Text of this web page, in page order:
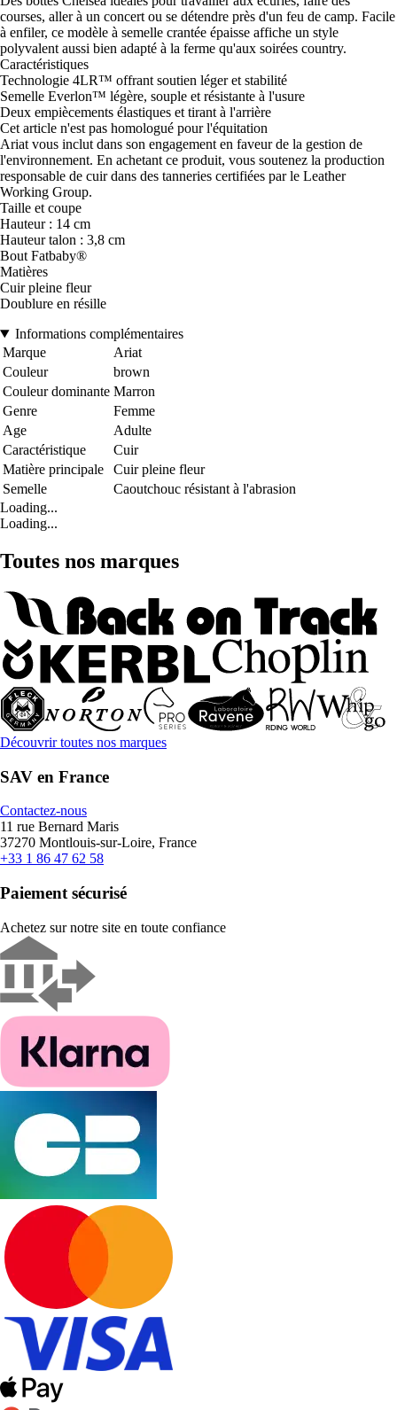
courses, aller à un concert ou se détendre près d'un feu de camp. Facile
à enfiler, ce modèle à semelle crantée épaisse affiche un style
polyvalent aussi bien adapté à la ferme qu'aux soirées country.
Caractéristiques
Technologie 4LR™ offrant soutien léger et stabilité
Semelle Everlon™ légère, souple et résistante à l'usure
Deux empiècements élastiques et tirant à l'arrière
Cet article n'est pas homologué pour l'équitation
Ariat vous inclut dans son engagement en faveur de la gestion de
l'environnement. En achetant ce produit, vous soutenez la production
responsable de cuir dans des tanneries certifiées par le Leather
Working Group.
Taille et coupe
Hauteur : 14 cm
Hauteur talon : 3,8 cm
Bout Fatbaby®
Matières
Cuir pleine fleur
Doublure en résille
Informations complémentaires
Marque
Ariat
Couleur
brown
Couleur dominante Marron
Genre
Femme
Age
Adulte
Caractéristique
Cuir
Matière principale
Cuir pleine fleur
Semelle
Caoutchouc résistant à l'abrasion
Loading...
Loading...
Toutes nos marques
Découvrir toutes nos marques
SAV en France
Contactez-nous
11 rue Bernard Maris
37270 Montlouis-sur-Loire, France
+33 1 86 47 62 58
Paiement sécurisé
Achetez sur notre site en toute confiance